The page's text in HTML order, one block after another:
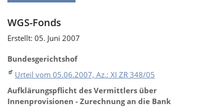
WGS-Fonds
Erstellt: 05. Juni 2007
Bundesgerichtshof
Urteil vom 05.06.2007, Az.: XI ZR 348/05
Aufklärungspflicht des Vermittlers über
Innenprovisionen - Zurechnung an die Bank